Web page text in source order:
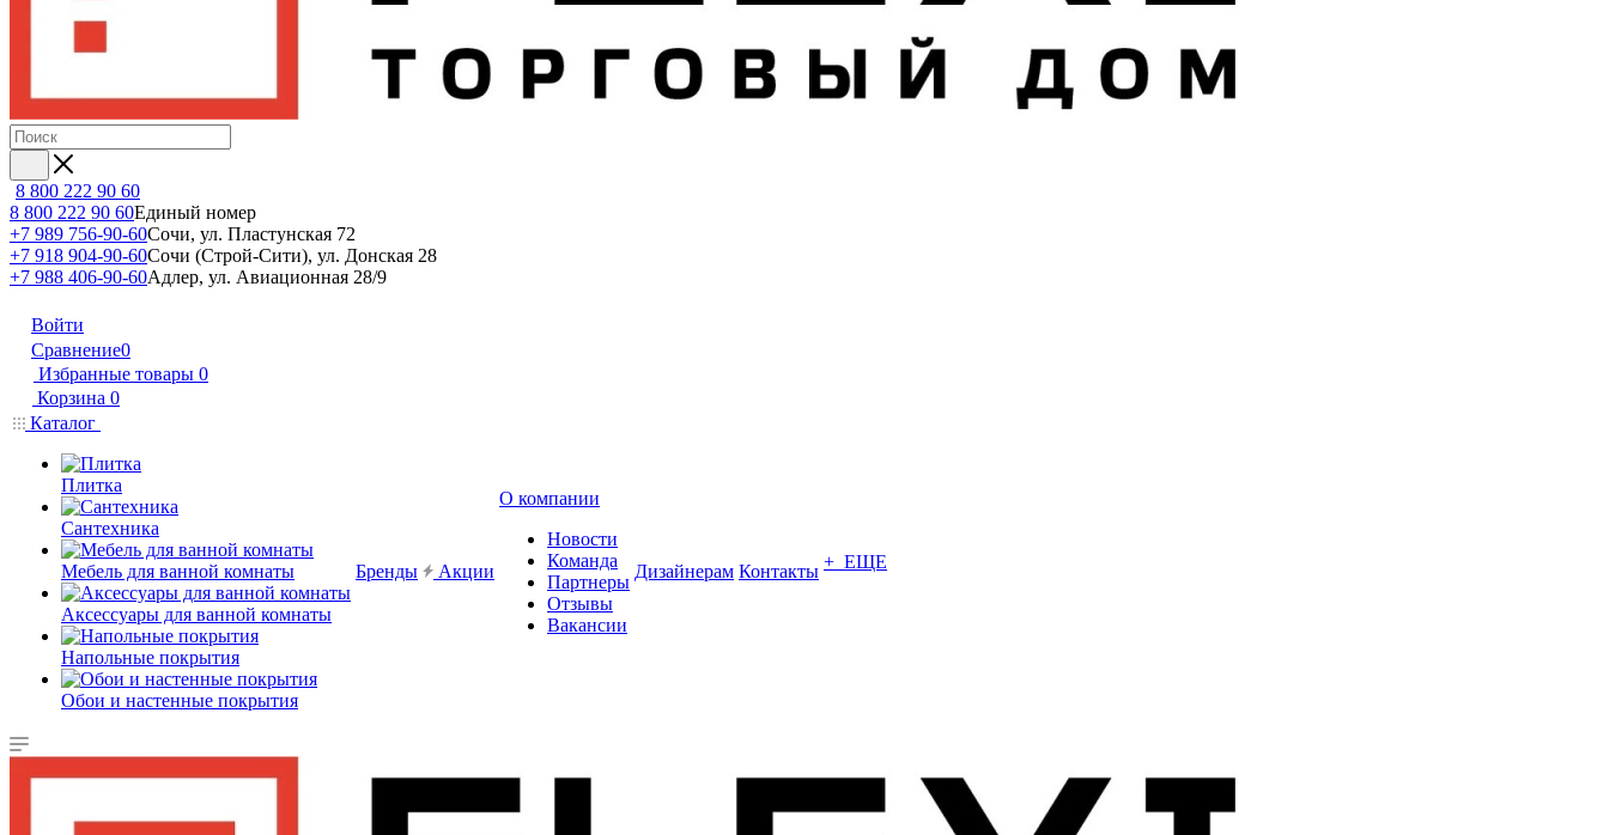
8 800 222 90 60
8 800 222 90 60Единый номер
+7 989 756-90-60Сочи, ул. Пластунская 72
+7 918 904-90-60Сочи (Строй-Сити), ул. Донская 28
+7 988 406-90-60Адлер, ул. Авиационная 28/9
Войти
Сравнение0
Избранные товары 0
Корзина 0
Каталог
Плитка
Сантехника
Мебель для ванной комнаты
Аксессуары для ванной комнаты
Напольные покрытия
Обои и настенные покрытия
Бренды Акции
О компании
Новости
Команда
Партнеры
Отзывы
Вакансии
Дизайнерам Контакты + ЕЩЕ